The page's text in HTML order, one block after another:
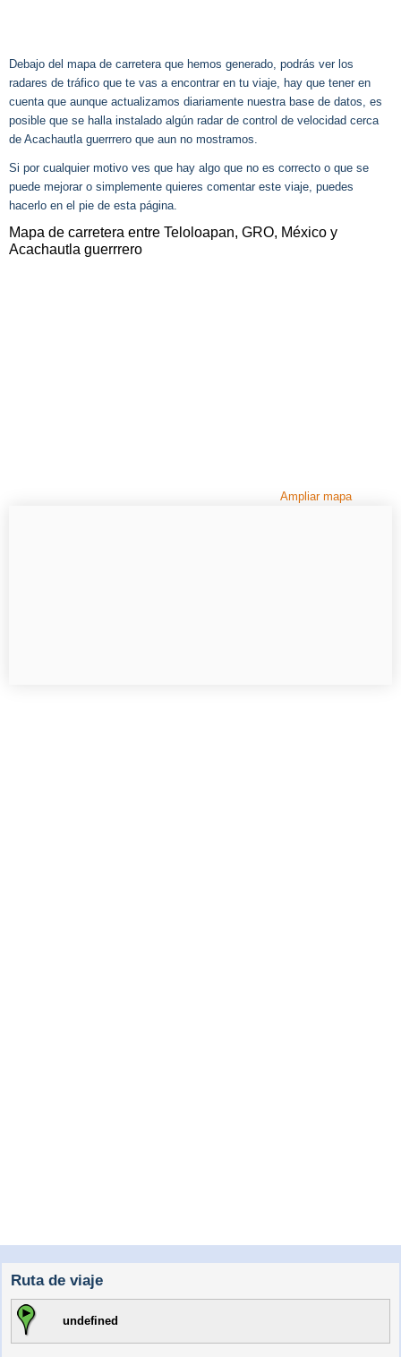
Debajo del mapa de carretera que hemos generado, podrás ver los
radares de tráfico que te vas a encontrar en tu viaje, hay que tener en
cuenta que aunque actualizamos diariamente nuestra base de datos, es
posible que se halla instalado algún radar de control de velocidad cerca
de Acachautla guerrrero que aun no mostramos.
Si por cualquier motivo ves que hay algo que no es correcto o que se
puede mejorar o simplemente quieres comentar este viaje, puedes
hacerlo en el pie de esta página.
Mapa de carretera entre Teloloapan, GRO, México y
Acachautla guerrrero
Ampliar mapa
Ruta de viaje
undefined